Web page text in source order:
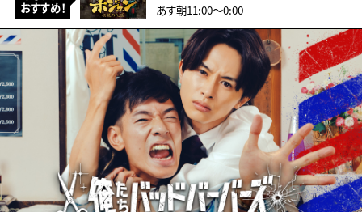
おすすめ！
あす朝11:00〜0:00